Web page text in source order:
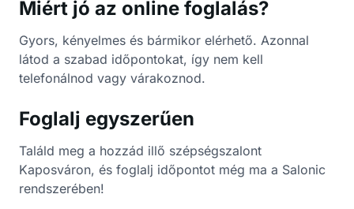
Miért jó az online foglalás?
Gyors, kényelmes és bármikor elérhető. Azonnal
látod a szabad időpontokat, így nem kell
telefonálnod vagy várakoznod.
Foglalj egyszerűen
Találd meg a hozzád illő szépségszalont
Kaposváron, és foglalj időpontot még ma a Salonic
rendszerében!